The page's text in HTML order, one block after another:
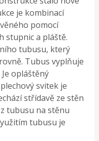
je kombinací
pomocí
stupnic a pláště.
tubusu, který
Tubus vyplňuje
opláštěný
svitek je
střídavě ze stěn
tubusu na stěnu
tubusu je